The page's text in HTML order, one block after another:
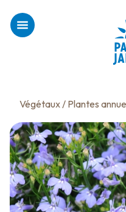
Végétaux/ Plantes